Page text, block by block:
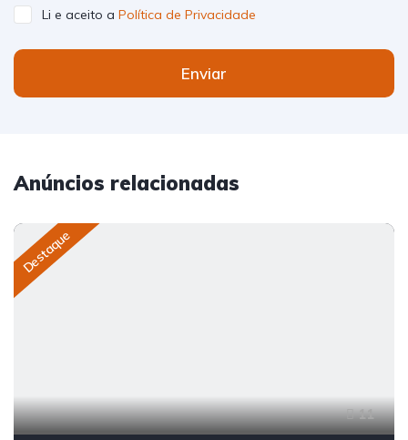
Li e aceito a Política de Privacidade
Enviar
Anúncios relacionadas
Destaque
11